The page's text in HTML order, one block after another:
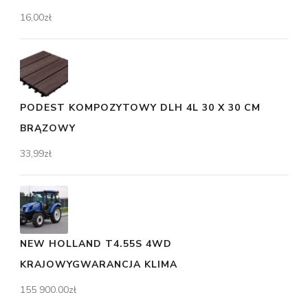
16,00zł
PODEST KOMPOZYTOWY DLH 4L 30 X 30 CM
BRĄZOWY
33,99zł
NEW HOLLAND T4.55S 4WD
KRAJOWYGWARANCJA KLIMA
155 900,00zł